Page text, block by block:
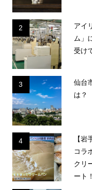
2
アイ
ム」
受け
3
仙台
は？
4
【
コラ
クリ
ート！